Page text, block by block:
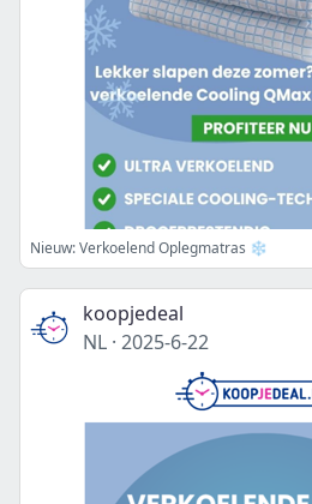
Nieuw: Verkoelend Oplegmatras ❄️
koopjedeal
NL · 2025-6-22